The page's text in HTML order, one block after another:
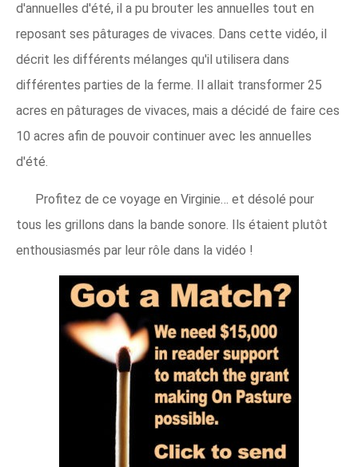
d'annuelles d'été, il a pu brouter les annuelles tout en
reposant ses pâturages de vivaces. Dans cette vidéo, il
décrit les différents mélanges qu'il utilisera dans
différentes parties de la ferme. Il allait transformer 25
acres en pâturages de vivaces, mais a décidé de faire ces
10 acres afin de pouvoir continuer avec les annuelles
d'été.
Profitez de ce voyage en Virginie… et désolé pour
tous les grillons dans la bande sonore. Ils étaient plutôt
enthousiasmés par leur rôle dans la vidéo !